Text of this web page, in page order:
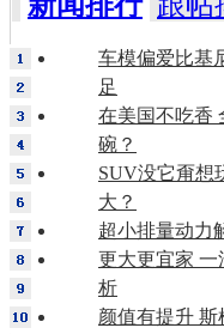
车模偏爱比基
足
在美国不吃香
碗？
SUV没它甭想
大？
超小排量动力
更大更宜家
析
颜值有提升